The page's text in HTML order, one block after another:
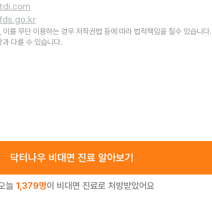
를 무단 이용하는 경우 저작권법 등에 따라 법적책임을 질수 있습니다.
다를 수 있습니다.
닥터나우 비대면 진료 알아보기
늘 1,379명이 비대면 진료로 처방받았어요